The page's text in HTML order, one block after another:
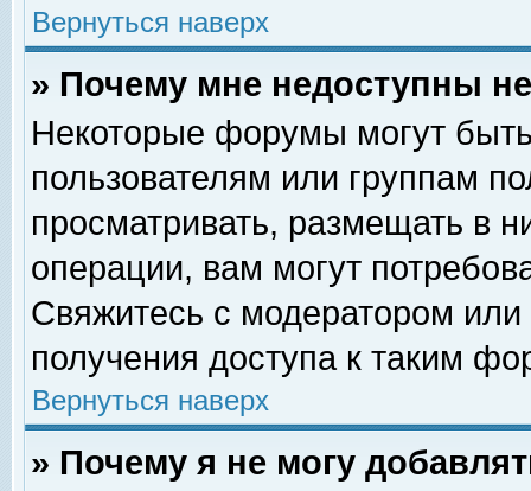
Вернуться наверх
» Почему мне недоступны
Некоторые форумы могут
пользователям или группам
просматривать, размещать в
операции, вам могут
Свяжитесь с модератором
получения доступа к таким
Вернуться наверх
» Почему я не могу